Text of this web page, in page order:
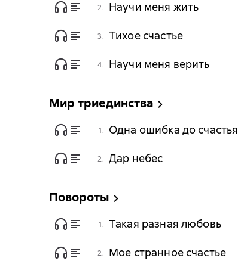
2. Научи меня жить
3. Тихое счастье
4. Научи меня верить
Мир триединства
1. Одна ошибка до счастья
2. Дар небес
Повороты
1. Такая разная любовь
2. Мое странное счастье